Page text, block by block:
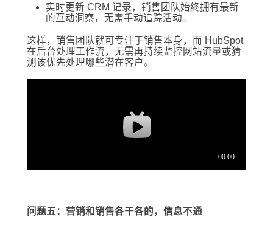
实时更新 CRM 记录，销售团队始终拥有最新
的互动洞察，无需手动追踪活动。
这样，销售团队就可专注于销售本身，而 HubSpot
在后台处理工作流，无需再持续监控网站流量或猜
测该优先处理哪些潜在客户。
问题五：营销和销售各干各的，信息不通